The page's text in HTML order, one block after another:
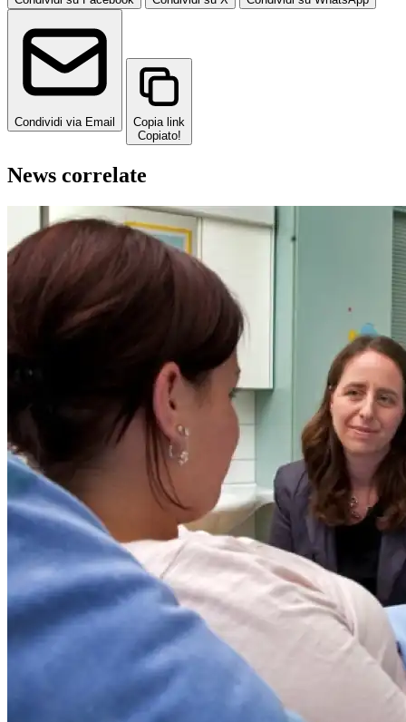
Condividi via Email
Copia link
Copiato!
News correlate